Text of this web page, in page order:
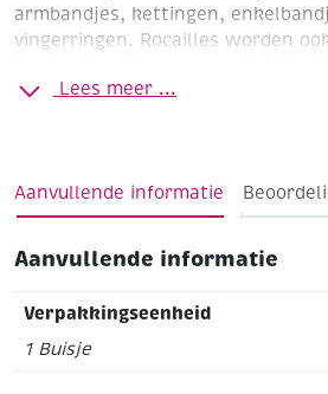
armbandjes, kettingen,
vingerringen. Rocailles worden
die gebruikt worden voor het
Lees meer ...
Aanvullende informatie
Aanvullende informatie
Verpakkingseenheid
1 Buisje